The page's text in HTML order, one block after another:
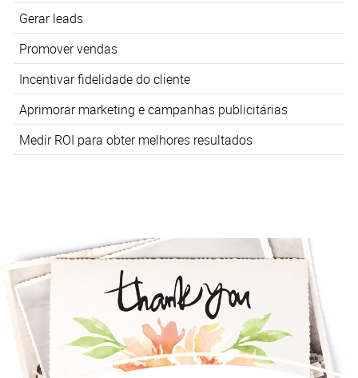
Gerar leads
Promover vendas
Incentivar fidelidade do cliente
Aprimorar marketing e campanhas publicitárias
Medir ROI para obter melhores resultados